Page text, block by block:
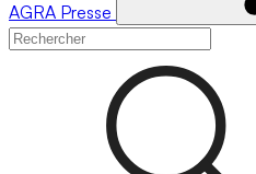
AGRA Presse